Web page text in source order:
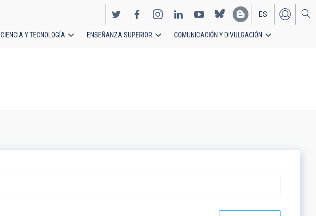
EN
ES
CIENCIA Y TECNOLOGÍA ENSEÑANZA SUPERIOR COMUNICACIÓN Y DIVULGACIÓN